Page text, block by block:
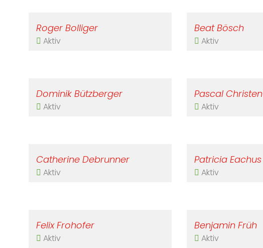
Roger Bolliger
Aktiv
Beat Bösch
Aktiv
Dominik Bützberger
Aktiv
Pascal Christen
Aktiv
Catherine Debrunner
Aktiv
Patricia Eachus
Aktiv
Felix Frohofer
Aktiv
Benjamin Früh
Aktiv